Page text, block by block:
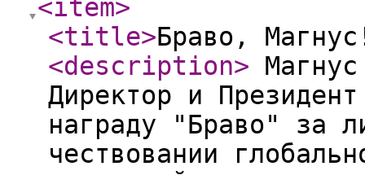
<item>
<title>Браво,
<description>
Директор и
награду "Браво" за
чествовании